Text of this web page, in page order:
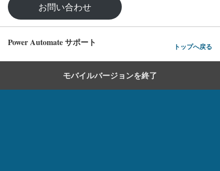
お問い合わせ
Power Automate サポート トップへ戻る
モバイルバージョンを終了